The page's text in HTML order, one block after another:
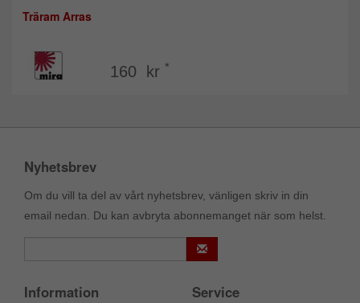
Träram Arras
160 kr *
Nyhetsbrev
Om du vill ta del av vårt nyhetsbrev, vänligen skriv in din
email nedan. Du kan avbryta abonnemanget när som helst.
Information Service